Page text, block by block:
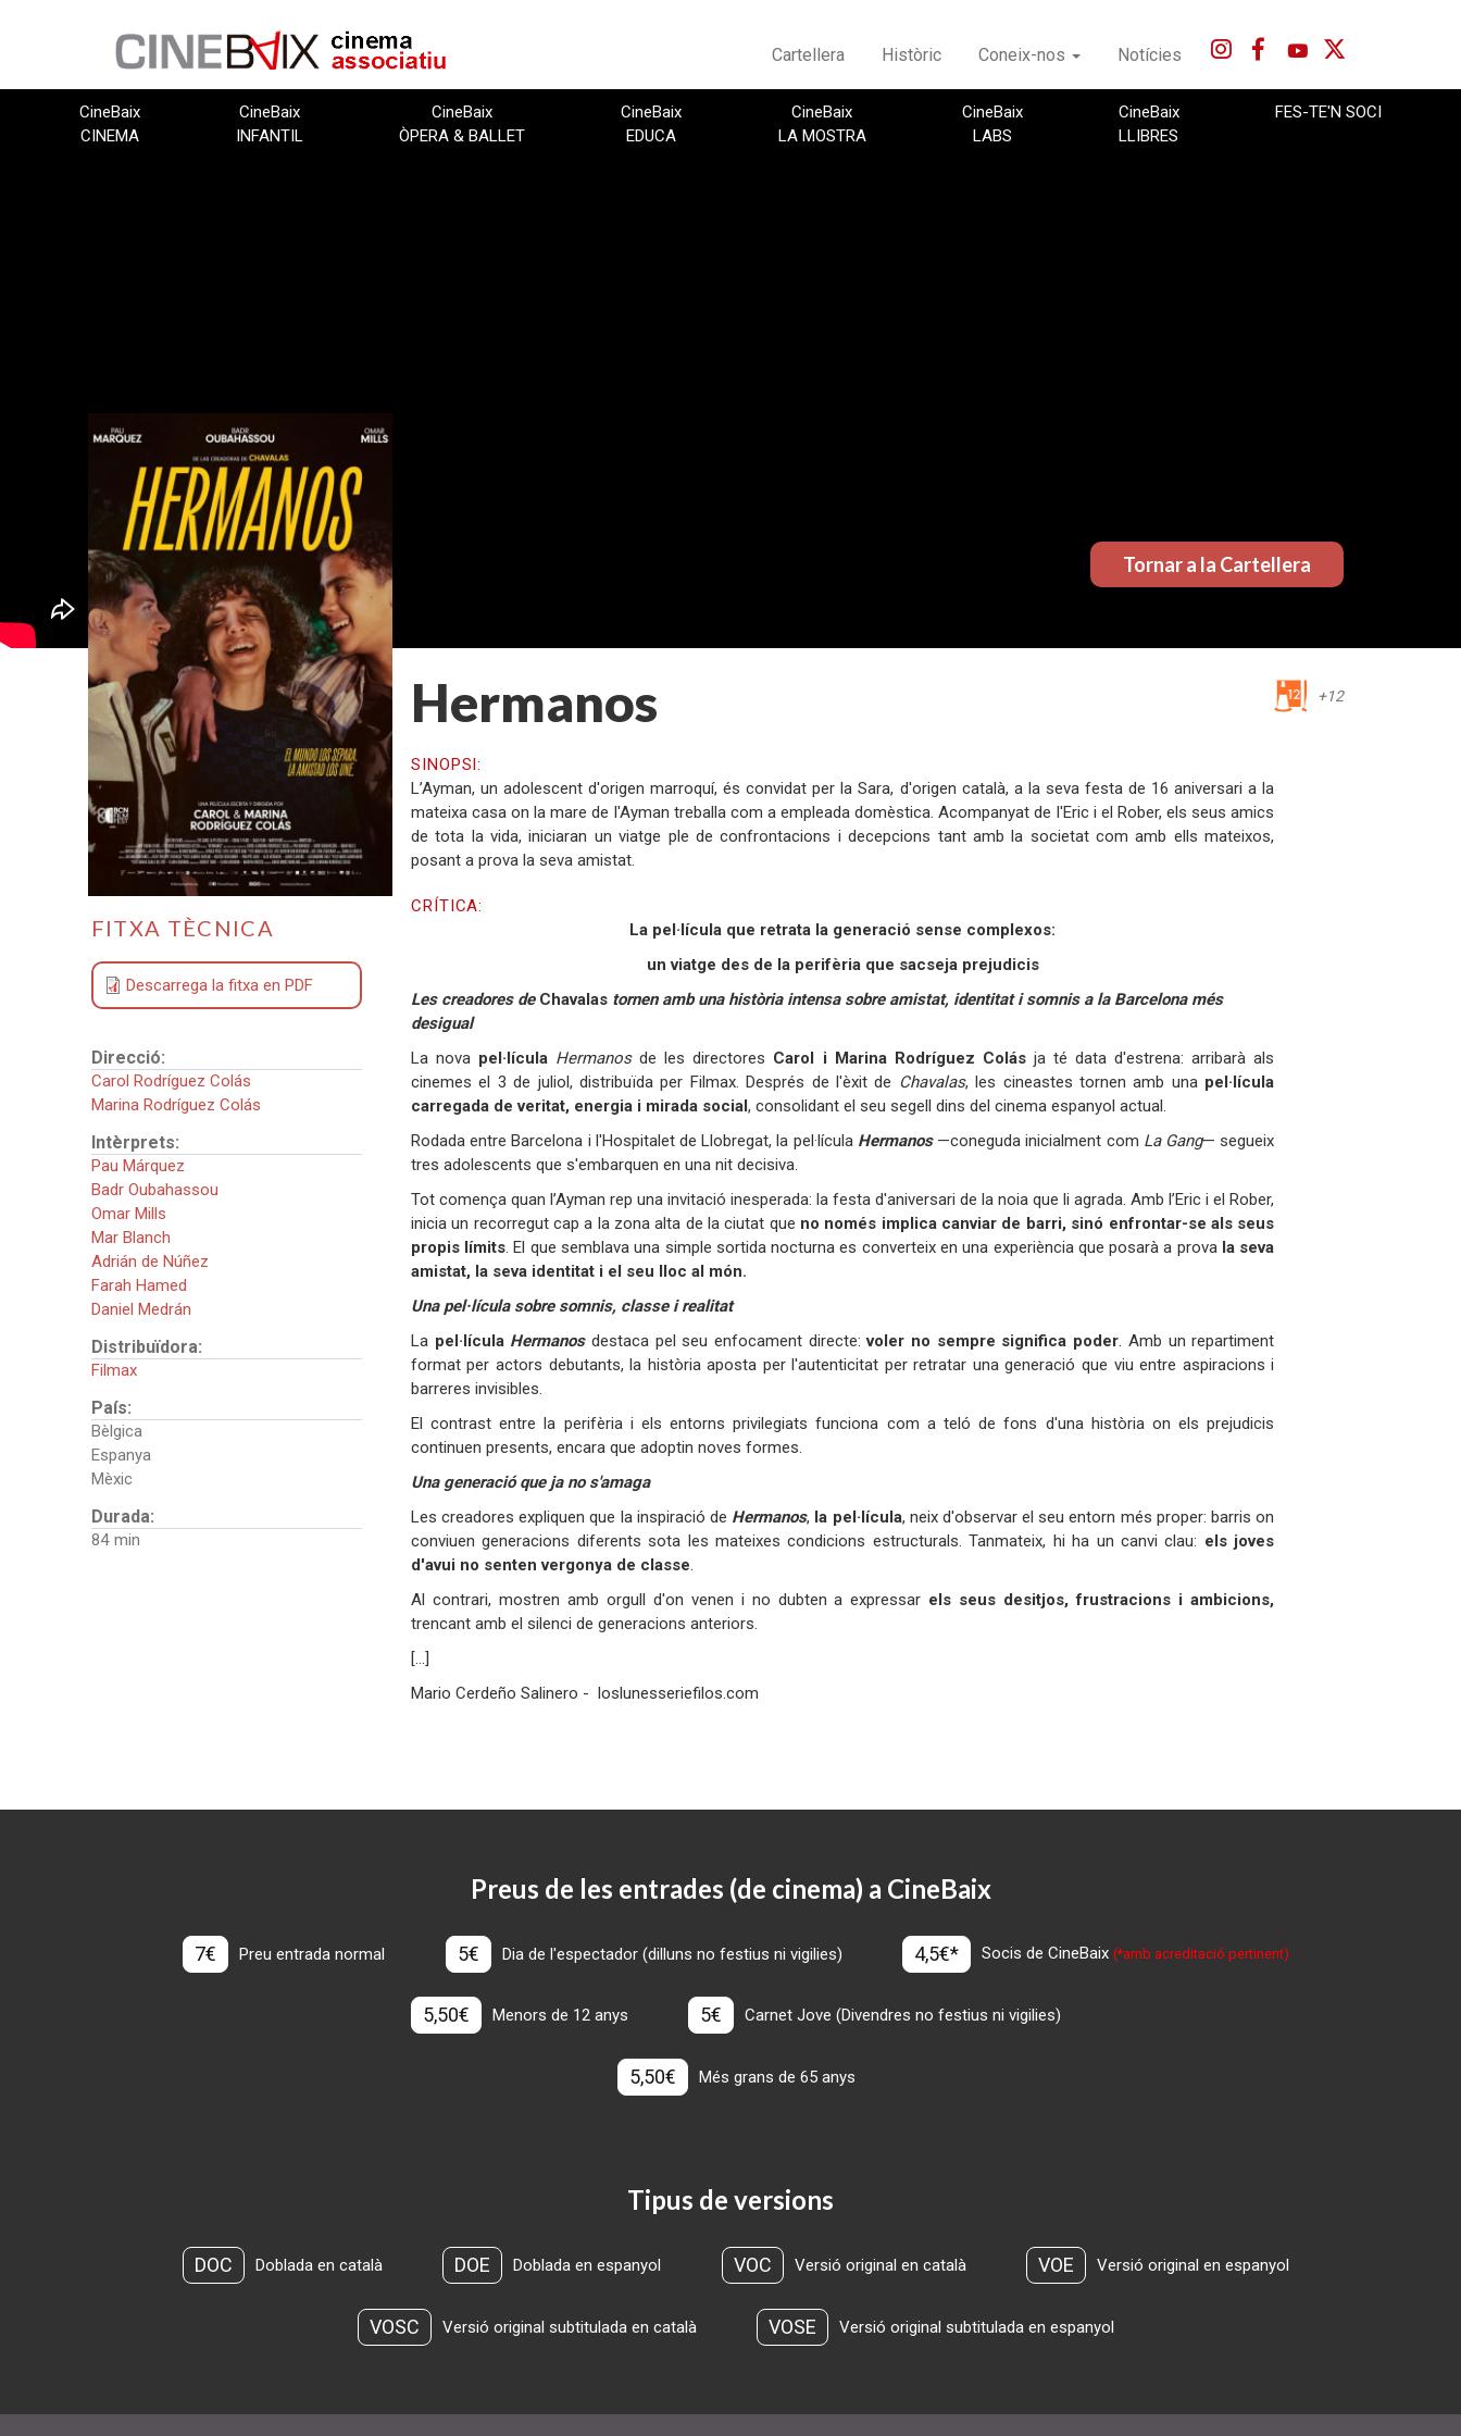
Cartellera Històric Coneix-nos Notícies
CineBaix
CINEMA
CineBaix
INFANTIL
CineBaix
ÒPERA & BALLET
CineBaix
EDUCA
CineBaix
LA MOSTRA
CineBaix
LABS
CineBaix
LLIBRES
FES-TE'N SOCI
Hermanos
Tornar a la Cartellera
+12
FITXA TÈCNICA
Descarrega la fitxa en PDF
Direcció:
Carol Rodríguez Colás
Marina Rodríguez Colás
Intèrprets:
Pau Márquez
Badr Oubahassou
Omar Mills
Mar Blanch
Adrián de Núñez
Farah Hamed
Daniel Medrán
Distribuïdora:
Filmax
País:
Bèlgica
Espanya
Mèxic
Durada:
84
SINOPSI:
L’Ayman, un adolescent d'origen marroquí, és convidat per la Sara, d'origen català, a la seva festa de 16 aniversari a la
mateixa casa on la mare de l'Ayman treballa com a empleada domèstica. Acompanyat de l'Eric i el Rober, els seus amics
de tota la vida, iniciaran un viatge ple de confrontacions i decepcions tant amb la societat com amb ells mateixos,
posant a prova la seva amistat.
CRÍTICA:
La pel·lícula que retrata la generació sense complexos:
un viatge des de la perifèria que sacseja prejudicis
Les creadores de Chavalastornen amb una història intensa sobre amistat, identitat i somnis a la Barcelona més
desigual
La nova pel·lícula Hermanos de les directores Carol i Marina Rodríguez Colásja té data d'estrena: arribarà als
cinemes el 3 de juliol, distribuïda per Filmax. Després de l'èxit de Chavalas, les cineastes tornen amb una pel·lícula
carregada de veritat, energia i mirada social, consolidant el seu segell dins del cinema espanyol actual.
Rodada entre Barcelona i l'Hospitalet de Llobregat, la pel·lícula Hermanos—coneguda inicialment com La Gang— segueix
tres adolescents que s'embarquen en una nit decisiva.
Tot comença quan l’Ayman rep una invitació inesperada: la festa d'aniversari de la noia que li agrada. Amb l’Eric i el Rober,
inicia un recorregut cap a la zona alta de la ciutat que no només implica canviar de barri, sinó enfrontar-se als seus
propis límits. El que semblava una simple sortida nocturna es converteix en una experiència que posarà a prova la seva
amistat, la seva identitat i el seu lloc al món.
Una pel·lícula sobre somnis, classe i realitat
La pel·lícula Hermanosdestaca pel seu enfocament directe:voler no sempre significa poder. Amb un repartiment
format per actors debutants, la història aposta per l'autenticitat per retratar una generació que viu entre aspiracions i
barreres invisibles.
El contrast entre la perifèria i els entorns privilegiats funciona com a teló de fons d'una història on els prejudicis
continuen presents, encara que adoptin noves formes.
Una generació que ja no s'amaga
Les creadores expliquen que la inspiració de Hermanos, la pel·lícula, neix d'observar el seu entorn més proper: barris on
conviuen generacions diferents sota les mateixes condicions estructurals. Tanmateix, hi ha un canvi clau: els joves
d'avui no senten vergonya de classe.
Al contrari, mostren amb orgull d'on venen i no dubten a expressar els seus desitjos, frustracions i ambicions,
trencant amb el silenci de generacions anteriors.
[...]
Mario Cerdeño Salinero - loslunesseriefilos.com
Preus de les entrades (de cinema) a CineBaix
7€ Preu entrada normal 5€ Dia de l'espectador (dilluns no festius ni vigilies) 4,5€* Socis de CineBaix(*amb acreditació pertinent)
5,50€ Menors de 12 anys 5€ Carnet Jove (Divendres no festius ni vigilies)
5,50€ Més grans de 65 anys
Tipus de versions
DOC Doblada en català DOE Doblada en espanyol VOC Versió original en català VOE Versió original en espanyol
VOSC Versió original subtitulada en català VOSE Versió original subtitulada en espanyol